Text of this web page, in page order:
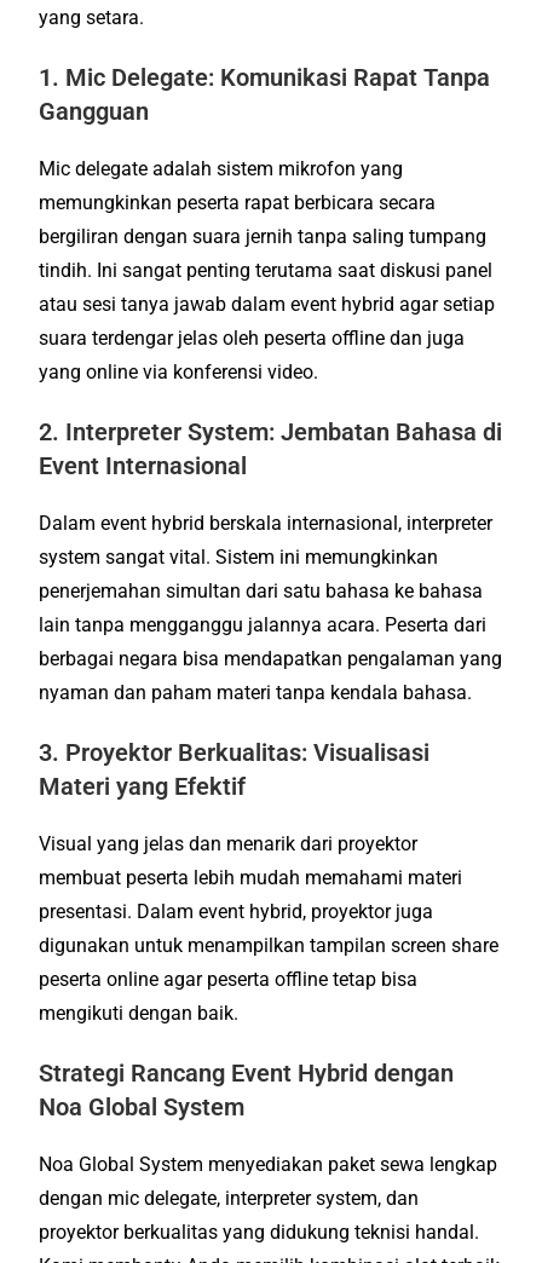
yang setara.
1. Mic Delegate: Komunikasi Rapat Tanpa
Gangguan
Mic delegate adalah sistem mikrofon yang
memungkinkan peserta rapat berbicara secara
bergiliran dengan suara jernih tanpa saling tumpang
tindih. Ini sangat penting terutama saat diskusi panel
atau sesi tanya jawab dalam event hybrid agar setiap
suara terdengar jelas oleh peserta offline dan juga
yang online via konferensi video.
2. Interpreter System: Jembatan Bahasa di
Event Internasional
Dalam event hybrid berskala internasional, interpreter
system sangat vital. Sistem ini memungkinkan
penerjemahan simultan dari satu bahasa ke bahasa
lain tanpa mengganggu jalannya acara. Peserta dari
berbagai negara bisa mendapatkan pengalaman yang
nyaman dan paham materi tanpa kendala bahasa.
3. Proyektor Berkualitas: Visualisasi
Materi yang Efektif
Visual yang jelas dan menarik dari proyektor
membuat peserta lebih mudah memahami materi
presentasi. Dalam event hybrid, proyektor juga
digunakan untuk menampilkan tampilan screen share
peserta online agar peserta offline tetap bisa
mengikuti dengan baik.
Strategi Rancang Event Hybrid dengan
Noa Global System
Noa Global System menyediakan paket sewa lengkap
dengan mic delegate, interpreter system, dan
proyektor berkualitas yang didukung teknisi handal.